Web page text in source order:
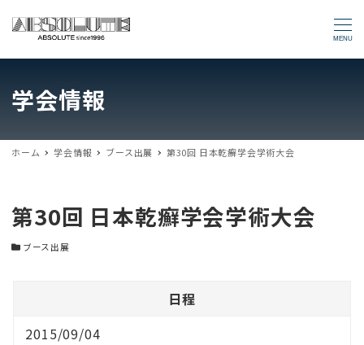
MENU
学会情報
ホーム 学会情報 ブース出展 第30回 日本乾癬学会学術大会
第30回 日本乾癬学会学術大会
学会カテゴリー
ブース出展
日程
2015/09/04